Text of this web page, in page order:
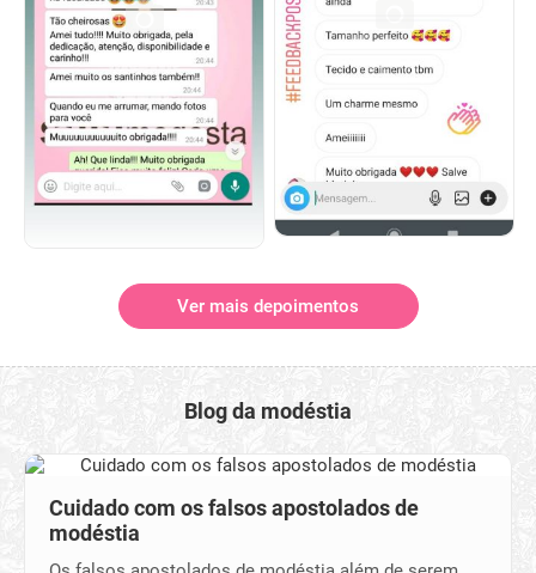
Ver mais depoimentos
Blog da modéstia
Cuidado com os falsos apostolados de
modéstia